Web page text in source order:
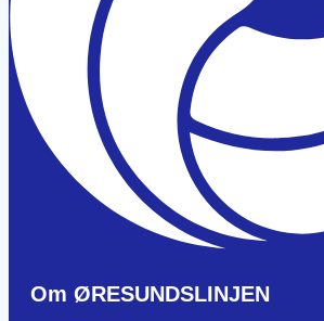
Om ØRESUNDSLINJEN